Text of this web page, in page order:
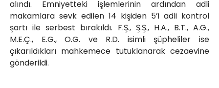
alındı. Emniyetteki işlemlerinin ardından adli
makamlara sevk edilen 14 kişiden 5’i adli kontrol
şartı ile serbest bırakıldı. F.Ş., Ş.Ş., H.A., B.T., A.G.,
M.E.Ç., E.G., O.G. ve R.D. isimli şüpheliler ise
çıkarıldıkları mahkemece tutuklanarak cezaevine
gönderildi.